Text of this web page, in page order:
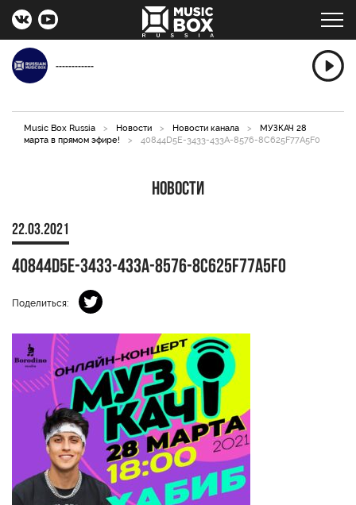
------------
Music Box Russia > Новости > Новости канала >
МУЗКАЧ 28
марта в прямом эфире!
> 40844D5E-3433-433A-8576-8C625F77A5F0
Новости
22.03.2021
40844D5E-3433-433A-8576-8C625F77A5F0
Поделиться: